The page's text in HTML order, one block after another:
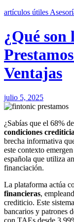
artículos útiles
¿Qué
Ventajas
julio 5, 2025
¿Sabías que el 68%
condiciones
brecha informativa
este contexto
española que utiliza
financiación.
La plataforma actúa
financieras,
crediticio. Este
bancarios y patrones
con TAEs desde